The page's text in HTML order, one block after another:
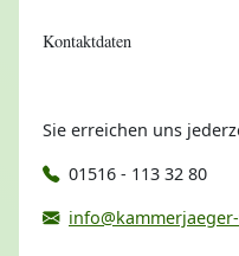
Kontaktdaten
Sie erreichen uns
01516 - 113 32 80